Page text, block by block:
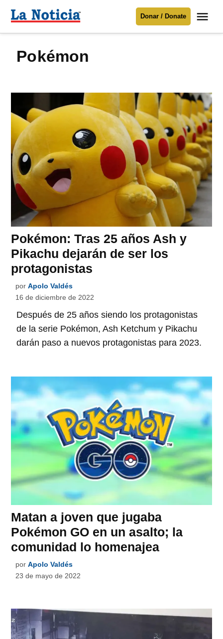
Para mantenerte informado necesitamos
contenido
Noticia
Donar / Donate
Pokémon
Pokémon: Tras 25 años Ash y
Pikachu dejarán de ser los
protagonistas
por Apolo Valdés
16 de diciembre de 2022
Después de 25 años siendo los protagonistas
de la serie Pokémon, Ash Ketchum y Pikachu
darán paso a nuevos protagonistas para 2023.
Matan a joven que jugaba
Pokémon GO en un asalto; la
comunidad lo homenajea
por Apolo Valdés
23 de mayo de 2022